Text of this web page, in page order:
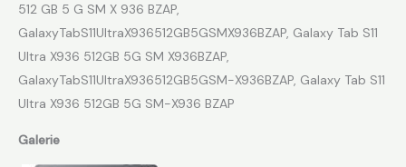
512 GB 5 G SM X 936 BZAP,
GalaxyTabS11UltraX936512GB5GSMX936BZAP, Galaxy Tab S11
Ultra X936 512GB 5G SM X936BZAP,
GalaxyTabS11UltraX936512GB5GSM-X936BZAP, Galaxy Tab S11
Ultra X936 512GB 5G SM-X936 BZAP
Galerie